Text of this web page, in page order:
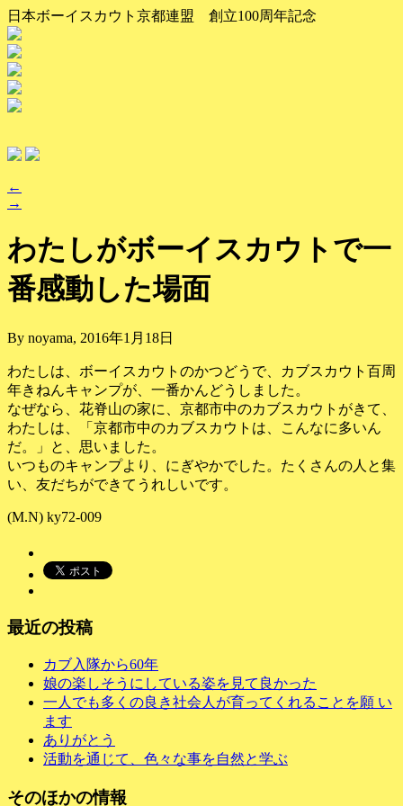
日本ボーイスカウト京都連盟 創立100周年記念
←
→
わたしがボーイスカウトで一
番感動した場面
By noyama, 2016年1月18日
わたしは、ボーイスカウトのかつどうで、カブスカウト百周
年きねんキャンプが、一番かんどうしました。
なぜなら、花脊山の家に、京都市中のカブスカウトがきて、
わたしは、「京都市中のカブスカウトは、こんなに多いん
だ。」と、思いました。
いつものキャンプより、にぎやかでした。たくさんの人と集
い、友だちができてうれしいです。
(M.N) ky72-009
最近の投稿
カブ入隊から60年
娘の楽しそうにしている姿を見て良かった
一人でも多くの良き社会人が育ってくれることを願 い
ます
ありがとう
活動を通じて、色々な事を自然と学ぶ
そのほかの情報